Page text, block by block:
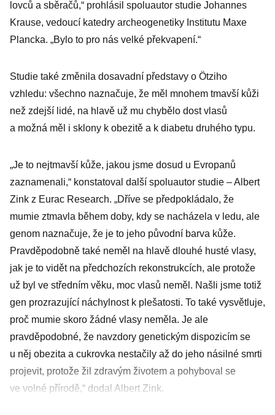
lovců a sběračů,“ prohlásil spoluautor studie Johannes
Krause, vedoucí katedry archeogenetiky Institutu Maxe
Plancka. „Bylo to pro nás velké překvapení.“
Studie také změnila dosavadní představy o Ötziho
vzhledu: všechno naznačuje, že měl mnohem tmavší kůži
než zdejší lidé, na hlavě už mu chybělo dost vlasů
a možná měl i sklony k obezitě a k diabetu druhého typu.
„Je to nejtmavší kůže, jakou jsme dosud u Evropanů
zaznamenali,“ konstatoval další spoluautor studie – Albert
Zink z Eurac Research. „Dříve se předpokládalo, že
mumie ztmavla během doby, kdy se nacházela v ledu, ale
genom naznačuje, že je to jeho původní barva kůže.
Pravděpodobně také neměl na hlavě dlouhé husté vlasy,
jak je to vidět na předchozích rekonstrukcích, ale protože
už byl ve středním věku, moc vlasů neměl. Našli jsme totiž
gen prozrazující náchylnost k plešatosti. To také vysvětluje,
proč mumie skoro žádné vlasy neměla. Je ale
pravděpodobné, že navzdory genetickým dispozicím se
u něj obezita a cukrovka nestačily až do jeho násilné smrti
projevit, protože žil zdravým životem a pohyboval se
ve volné přírodě,“ dodal Albert Zink.